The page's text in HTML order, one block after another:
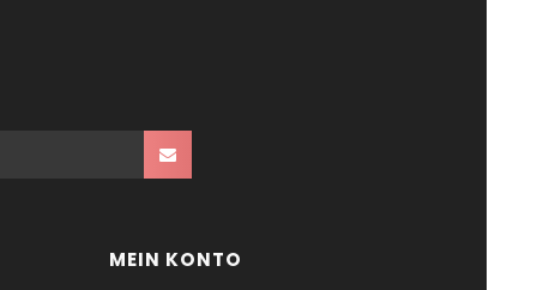
MEIN KONTO